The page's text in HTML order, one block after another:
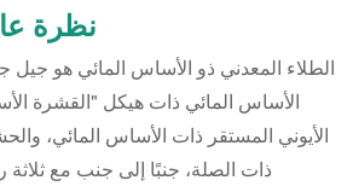
نظرة
الطلاء المعدني ذو الأساس المائي هو جيل
الأساس المائي ذات هيكل "القشرة
الأيوني المستقر ذات الأساس المائي،
ذات الصلة، جنبًا إلى جنب مع ثلاثة